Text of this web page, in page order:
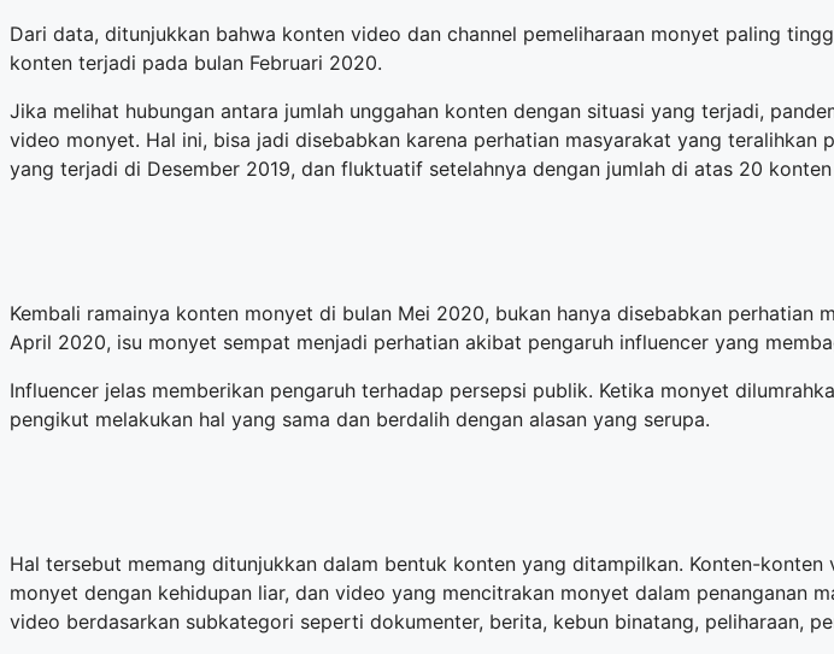
Dari data, ditunjukkan bahwa konten video dan channel pemeliharaan monyet paling
konten terjadi pada bulan Februari 2020.
Jika melihat hubungan antara jumlah unggahan konten dengan situasi yang terjadi,
video monyet. Hal ini, bisa jadi disebabkan karena perhatian masyarakat yang
yang terjadi di Desember 2019, dan fluktuatif setelahnya dengan jumlah di atas 20
Kembali ramainya konten monyet di bulan Mei 2020, bukan hanya disebabkan
April 2020, isu monyet sempat menjadi perhatian akibat pengaruh influencer yang
Influencer jelas memberikan pengaruh terhadap persepsi publik. Ketika monyet
pengikut melakukan hal yang sama dan berdalih dengan alasan yang serupa.
Hal tersebut memang ditunjukkan dalam bentuk konten yang ditampilkan. Konten-
monyet dengan kehidupan liar, dan video yang mencitrakan monyet dalam penanganan
video berdasarkan subkategori seperti dokumenter, berita, kebun binatang, peliharaan,